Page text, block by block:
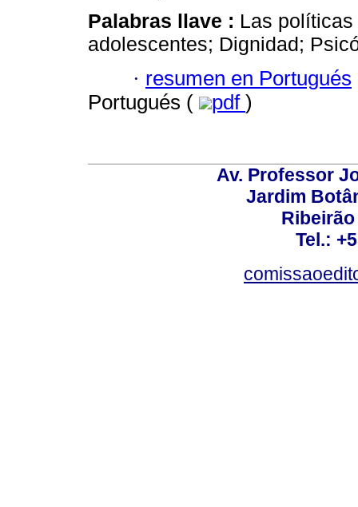
Palabras llave : Las
adolescentes; Dignidad;
· resumen en Portugués
Portugués (
pdf )
Av. Professor
Jardim
Tel.: